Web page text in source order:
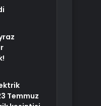
Temmuz